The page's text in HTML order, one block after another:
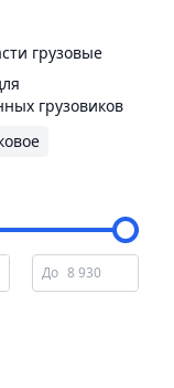
грузовые
грузовиков
До